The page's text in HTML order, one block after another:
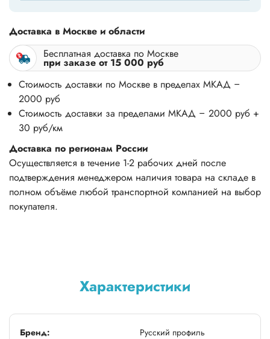
Доставка в Москве и области
Бесплатная доставка по Москве
при заказе от 15 000 руб
Стоимость доставки по Москве в пределах МКАД –
2000 руб
Стоимость доставки за пределами МКАД – 2000 руб +
30 руб/км
Доставка по регионам России
Осуществляется в течение 1-2 рабочих дней после
подтверждения менеджером наличия товара на складе в
полном объёме любой транспортной компанией на выбор
покупателя.
Характеристики
Бренд:
Русский профиль